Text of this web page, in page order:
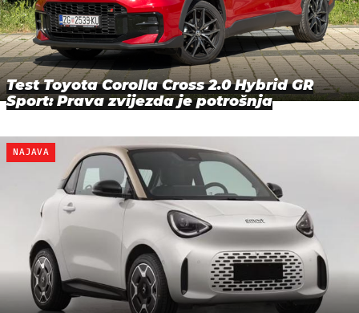
Test Toyota Corolla Cross 2.0 Hybrid GR
Sport: Prava zvijezda je potrošnja
NAJAVA